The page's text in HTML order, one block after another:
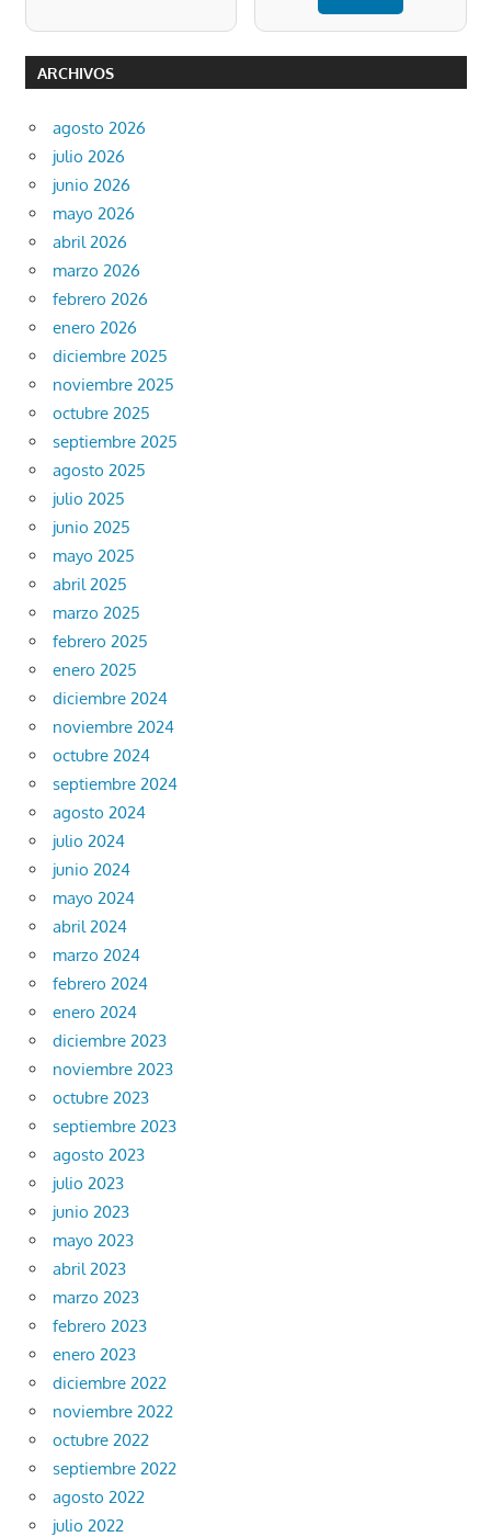
ARCHIVOS
agosto 2026
julio 2026
junio 2026
mayo 2026
abril 2026
marzo 2026
febrero 2026
enero 2026
diciembre 2025
noviembre 2025
octubre 2025
septiembre 2025
agosto 2025
julio 2025
junio 2025
mayo 2025
abril 2025
marzo 2025
febrero 2025
enero 2025
diciembre 2024
noviembre 2024
octubre 2024
septiembre 2024
agosto 2024
julio 2024
junio 2024
mayo 2024
abril 2024
marzo 2024
febrero 2024
enero 2024
diciembre 2023
noviembre 2023
octubre 2023
septiembre 2023
agosto 2023
julio 2023
junio 2023
mayo 2023
abril 2023
marzo 2023
febrero 2023
enero 2023
diciembre 2022
noviembre 2022
octubre 2022
septiembre 2022
agosto 2022
julio 2022